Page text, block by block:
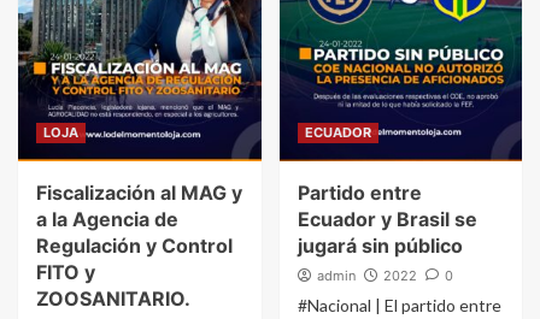
LOJA
Fiscalización al MAG y
a la Agencia de
Regulación y Control
FITO y
ZOOSANITARIO.
ECUADOR
Partido entre
Ecuador y Brasil se
jugará sin público
admin 2022 0
#Nacional | El partido entre